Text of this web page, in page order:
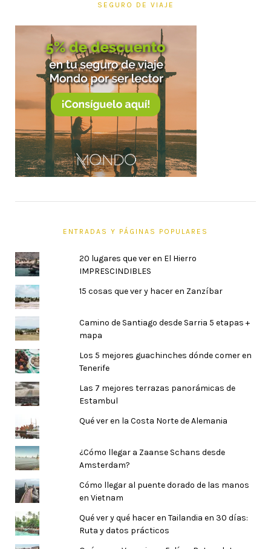
SEGURO DE VIAJE
ENTRADAS Y PÁGINAS POPULARES
20 lugares que ver en El Hierro
IMPRESCINDIBLES
15 cosas que ver y hacer en Zanzíbar
Camino de Santiago desde Sarria 5 etapas +
mapa
Los 5 mejores guachinches dónde comer en
Tenerife
Las 7 mejores terrazas panorámicas de
Estambul
Qué ver en la Costa Norte de Alemania
¿Cómo llegar a Zaanse Schans desde
Amsterdam?
Cómo llegar al puente dorado de las manos
en Vietnam
Qué ver y qué hacer en Tailandia en 30 días:
Ruta y datos prácticos